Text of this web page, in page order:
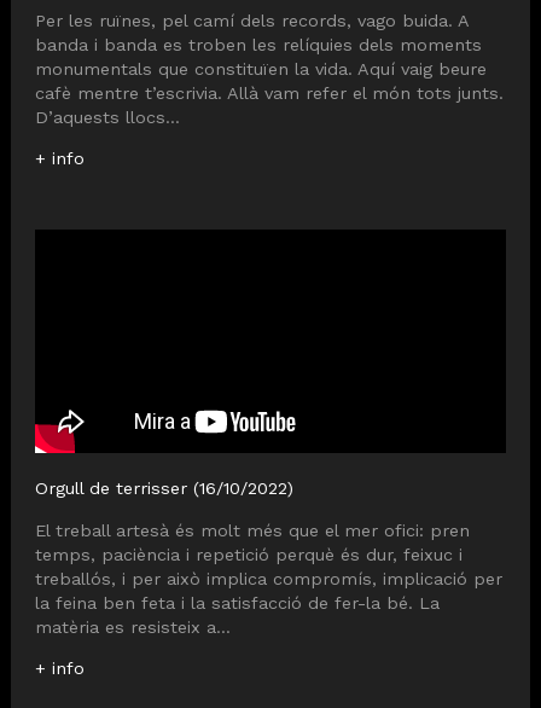
Per les ruïnes, pel camí dels records, vago buida. A
banda i banda es troben les relíquies dels moments
monumentals que constituïen la vida. Aquí vaig beure
cafè mentre t’escrivia. Allà vam refer el món tots junts.
D’aquests llocs...
+ info
Orgull de terrisser (16/10/2022)
El treball artesà és molt més que el mer ofici: pren
temps, paciència i repetició perquè és dur, feixuc i
treballós, i per això implica compromís, implicació per
la feina ben feta i la satisfacció de fer-la bé. La
matèria es resisteix a...
+ info